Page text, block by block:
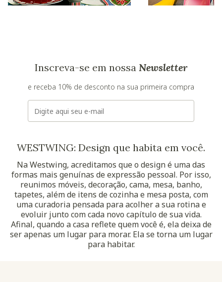
Inscreva-se em nossa Newsletter
e receba 10% de desconto na sua primeira compra
E-mail
WESTWING: Design que habita em você.
Na Westwing, acreditamos que o design é uma das
formas mais genuínas de expressão pessoal. Por isso,
reunimos móveis, decoração, cama, mesa, banho,
tapetes, além de itens de cozinha e mesa posta, com
uma curadoria pensada para acolher a sua rotina e
evoluir junto com cada novo capítulo de sua vida.
Afinal, quando a casa reflete quem você é, ela deixa de
ser apenas um lugar para morar. Ela se torna um lugar
para habitar.